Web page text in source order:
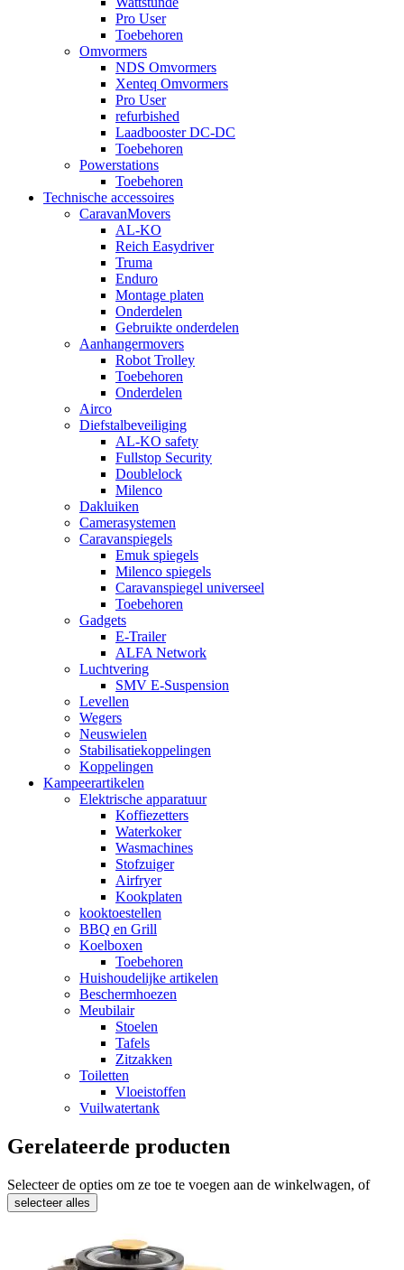
Pro User
Toebehoren
Omvormers
NDS Omvormers
Xenteq Omvormers
Pro User
refurbished
Laadbooster DC-DC
Toebehoren
Powerstations
Toebehoren
Technische accessoires
CaravanMovers
AL-KO
Reich Easydriver
Truma
Enduro
Montage platen
Onderdelen
Gebruikte onderdelen
Aanhangermovers
Robot Trolley
Toebehoren
Onderdelen
Airco
Diefstalbeveiliging
AL-KO safety
Fullstop Security
Doublelock
Milenco
Dakluiken
Camerasystemen
Caravanspiegels
Emuk spiegels
Milenco spiegels
Caravanspiegel universeel
Toebehoren
Gadgets
E-Trailer
ALFA Network
Luchtvering
SMV E-Suspension
Levellen
Wegers
Neuswielen
Stabilisatiekoppelingen
Koppelingen
Kampeerartikelen
Elektrische apparatuur
Koffiezetters
Waterkoker
Wasmachines
Stofzuiger
Airfryer
Kookplaten
kooktoestellen
BBQ en Grill
Koelboxen
Toebehoren
Huishoudelijke artikelen
Beschermhoezen
Meubilair
Stoelen
Tafels
Zitzakken
Toiletten
Vloeistoffen
Vuilwatertank
Gerelateerde producten
Selecteer de opties om ze toe te voegen aan de winkelwagen, of
selecteer alles